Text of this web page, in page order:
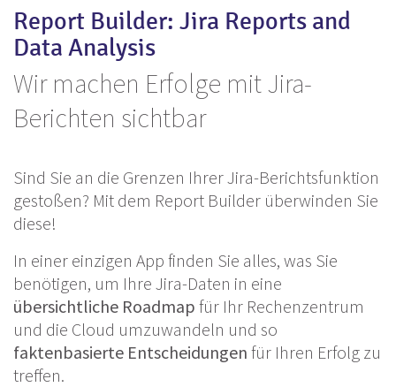
Report Builder: Jira Reports and
Data Analysis
Wir machen Erfolge mit Jira-
Berichten sichtbar
Sind Sie an die Grenzen Ihrer Jira-Berichtsfunktion
gestoßen? Mit dem Report Builder überwinden Sie
diese!
In einer einzigen App finden Sie alles, was Sie
benötigen, um Ihre Jira-Daten in eine
übersichtliche Roadmap für Ihr Rechenzentrum
und die Cloud umzuwandeln und so
faktenbasierte Entscheidungen für Ihren Erfolg zu
treffen.